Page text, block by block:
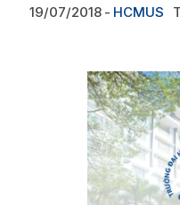
19/07/2018 HCMUS